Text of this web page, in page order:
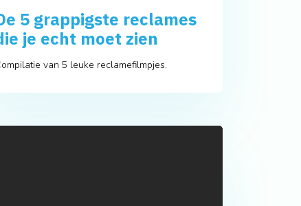
5 grappigste reclames
je echt moet zien
van 5 leuke reclamefilmpjes.